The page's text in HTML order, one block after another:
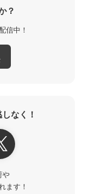
？
信中！
なく！
や
ます！